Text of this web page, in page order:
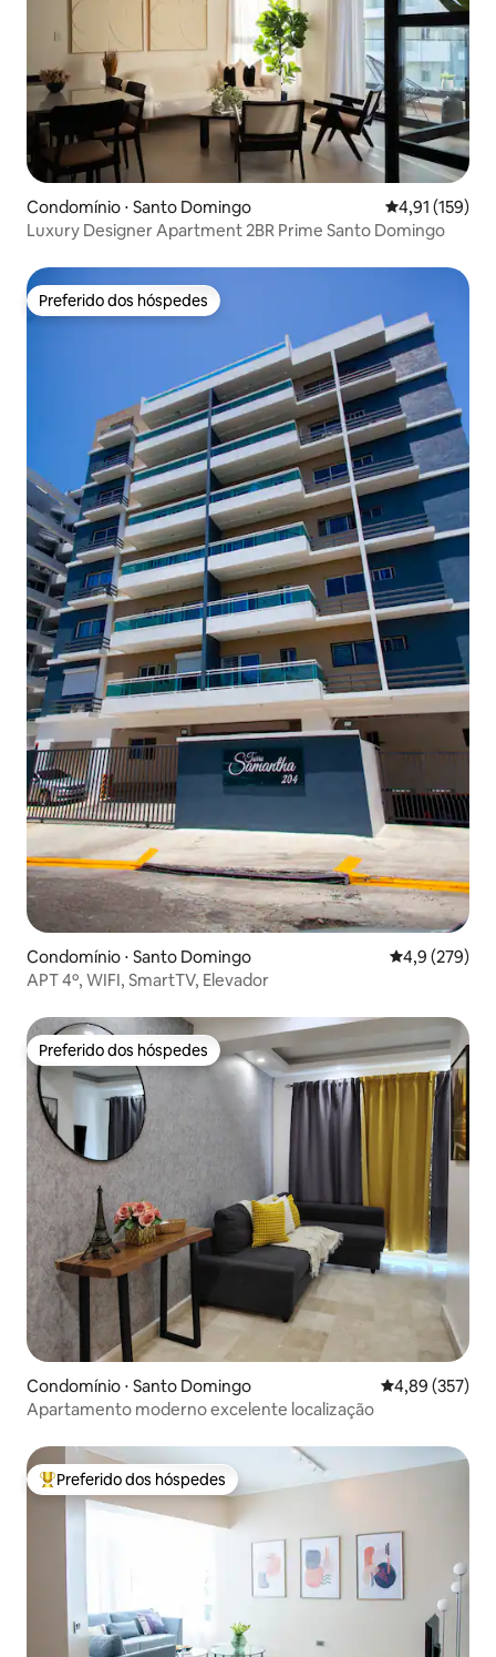
Condomínio ⋅ Santo Domingo 4,91 de uma
4,91 (159)
Luxury Designer Apartment 2BR Prime Santo Domingo
Preferido dos hóspedes
Preferido dos hóspedes
Condomínio ⋅ Santo Domingo 4,9 de uma
4,9 (279)
APT 4º, WIFI, SmartTV, Elevador
Preferido dos hóspedes
Preferido dos hóspedes
Condomínio ⋅ Santo Domingo 4,89 de uma
4,89 (357)
Apartamento moderno excelente localização
Entre os melhores preferidos dos hóspedes
Preferido dos hóspedes